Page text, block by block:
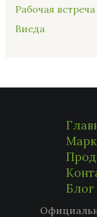
Рабочая
Виеда
Блог